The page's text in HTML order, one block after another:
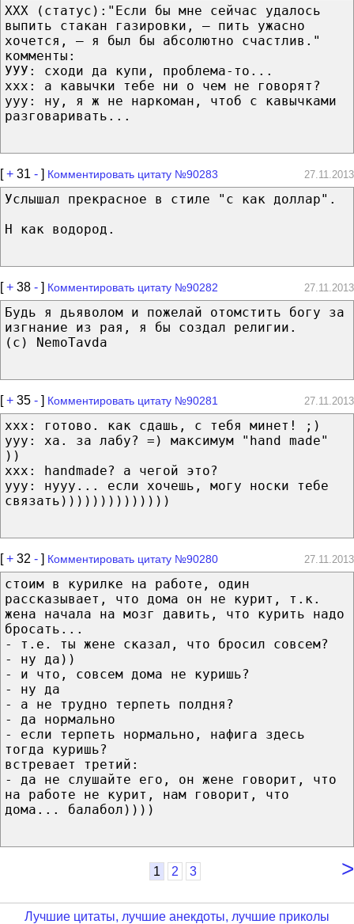
ХХХ (статус):"Если бы мне сейчас удалось
выпить стакан газировки, — пить ужасно
хочется, — я был бы абсолютно счастлив."
комменты:
УУУ: сходи да купи, проблема-то...
ххх: а кавычки тебе ни о чем не говорят?
ууу: ну, я ж не наркоман, чтоб с кавычками
разговаривать...
[+ 31 - ] Комментировать цитату №90283 27.11.2013
Услышал прекрасное в стиле "с как доллар".
Н как водород.
[+ 38 - ] Комментировать цитату №90282 27.11.2013
Будь я дьяволом и пожелай отомстить богу за
изгнание из рая, я бы создал религии.
(с) NemoTavda
[+ 35 - ] Комментировать цитату №90281 27.11.2013
xxx: готово. как сдашь, с тебя минет! ;)
yyy: ха. за лабу? =) максимум "hand made"
))
xxx: handmade? а чегой это?
yyy: нууу... если хочешь, могу носки тебе
связать))))))))))))))
[+ 32 - ] Комментировать цитату №90280 27.11.2013
стоим в курилке на работе, один
рассказывает, что дома он не курит, т.к.
жена начала на мозг давить, что курить надо
бросать...
- т.е. ты жене сказал, что бросил совсем?
- ну да))
- и что, совсем дома не куришь?
- ну да
- а не трудно терпеть полдня?
- да нормально
- если терпеть нормально, нафига здесь
тогда куришь?
встревает третий:
- да не слушайте его, он жене говорит, что
на работе не курит, нам говорит, что
дома... балабол))))
>
1 2 3
Лучшие цитаты, лучшие анекдоты, лучшие приколы